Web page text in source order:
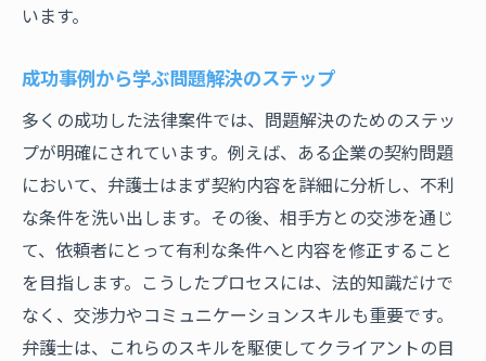
います。
成功事例から学ぶ問題解決のステップ
多くの成功した法律案件では、問題解決のためのステッ
プが明確にされています。例えば、ある企業の契約問題
において、弁護士はまず契約内容を詳細に分析し、不利
な条件を洗い出します。その後、相手方との交渉を通じ
て、依頼者にとって有利な条件へと内容を修正すること
を目指します。こうしたプロセスには、法的知識だけで
なく、交渉力やコミュニケーションスキルも重要です。
弁護士は、これらのスキルを駆使してクライアントの目